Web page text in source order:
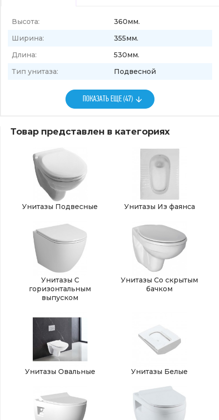
Высота:
360мм.
Ширина:
355мм.
Длина:
530мм.
Тип унитаза:
Подвесной
ПОКАЗАТЬ ЕЩЕ (47)
Товар представлен в категориях
Унитазы Подвесные Унитазы Из фаянса
Унитазы С
горизонтальным
выпуском
Унитазы Со скрытым
бачком
Унитазы Овальные Унитазы Белые